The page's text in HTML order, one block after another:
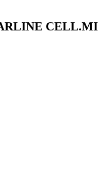
CELL.MI